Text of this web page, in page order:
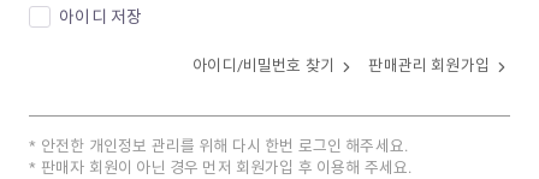
아이디 저장
아이디/비밀번호 찾기 판매관리 회원가입
안전한 개인정보 관리를 위해 다시 한번 로그인 해주세요.
판매자 회원이 아닌 경우 먼저 회원가입 후 이용해 주세요.